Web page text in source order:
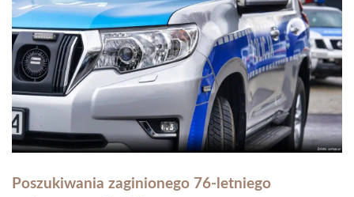
Poszukiwania zaginionego 76-letniego